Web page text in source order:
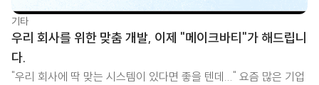
기타
우리 회사를 위한 맞춤 개발, 이제 "메이크바티"가 해드립니
다.
"우리 회사에 딱 맞는 시스템이 있다면 좋을 텐데..." 요즘 많은 기업